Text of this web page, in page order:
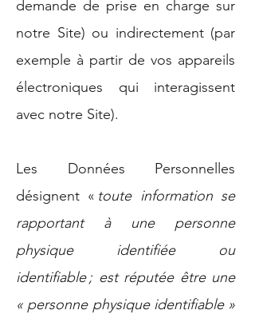
demande de prise en charge sur
notre Site) ou indirectement (par
exemple à partir de vos appareils
électroniques qui interagissent
avec notre Site).
Les Données Personnelles
désignent « toute information se
rapportant à une personne
physique identifiée ou
identifiable ; est réputée être une
« personne physique identifiable »